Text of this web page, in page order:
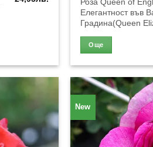
Елегантност във
Градина(Queen
Още
New